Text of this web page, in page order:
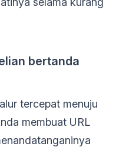
bertanda
tercepat menuju
membuat URL